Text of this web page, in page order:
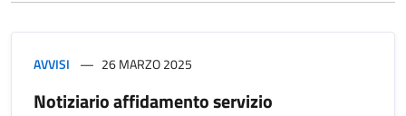
AVVISI 26 MARZO 2025
Notiziario affidamento servizio